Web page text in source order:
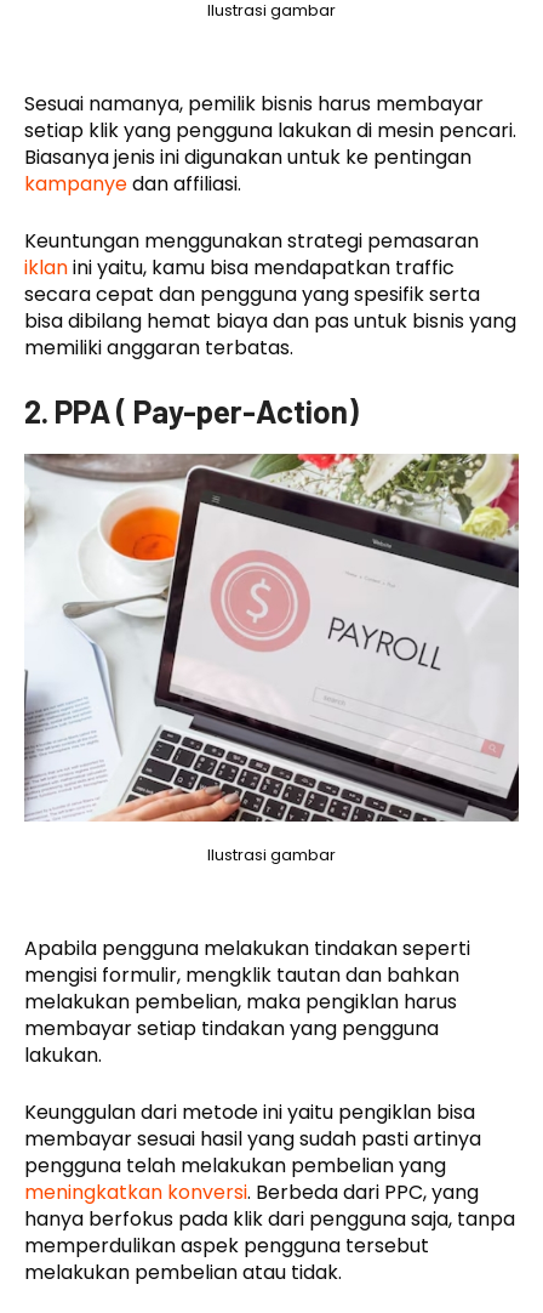
Ilustrasi gambar
Sesuai namanya, pemilik bisnis harus membayar
setiap klik yang pengguna lakukan di mesin pencari.
Biasanya jenis ini digunakan untuk ke pentingan
kampanyedan affiliasi.
Keuntungan menggunakan strategi pemasaran
iklanini yaitu, kamu bisa mendapatkan traffic
secara cepat dan pengguna yang spesifik serta
bisa dibilang hemat biaya dan pas untuk bisnis yang
memiliki anggaran terbatas.
2. PPA ( Pay-per-Action)
Ilustrasi gambar
Apabila pengguna melakukan tindakan seperti
mengisi formulir, mengklik tautan dan bahkan
melakukan pembelian, maka pengiklan harus
membayar setiap tindakan yang pengguna
lakukan.
Keunggulan dari metode ini yaitu pengiklan bisa
membayar sesuai hasil yang sudah pasti artinya
pengguna telah melakukan pembelian yang
meningkatkan konversi. Berbeda dari PPC, yang
hanya berfokus pada klik dari pengguna saja, tanpa
memperdulikan aspek pengguna tersebut
melakukan pembelian atau tidak.